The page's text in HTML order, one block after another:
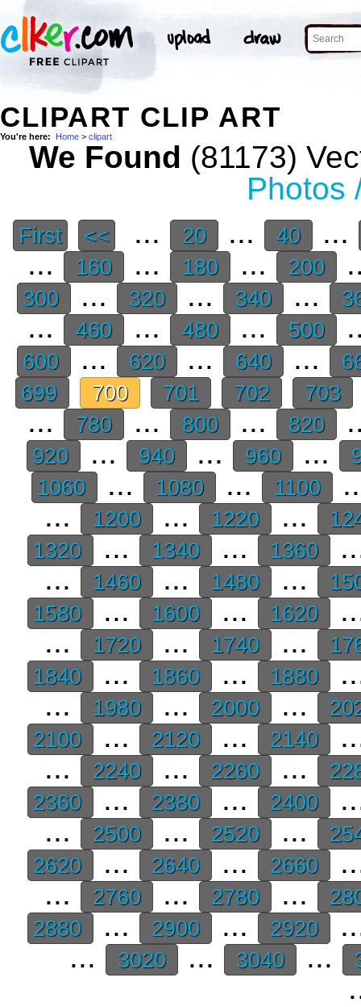
CLIPART CLIP ART
You're here: Home > clipart
We Found (81173)
Photos
First << ... 20 ... 40
...
...
160 ... 180 ... 200
300 ... 320 ... 340 ...
... 460 ... 480 ... 500
600 ... 620 ... 640 ...
699
700 701 702 703
... 780 ... 800 ... 820
920 ... 940 ... 960 ...
1060
... 1080 ... 1100
...
1200 ... 1220 ...
1320
... 1340 ... 1360
...
1460 ... 1480 ...
1580
... 1600 ... 1620
...
1720 ... 1740 ...
1840
... 1860 ... 1880
...
1980 ... 2000 ...
2100
... 2120 ... 2140
...
2240 ... 2260 ...
2360
... 2380 ... 2400
...
2500 ... 2520 ...
2620
... 2640 ... 2660
...
2760 ... 2780 ...
2880
... 2900 ... 2920
...
3020 ... 3040 ...